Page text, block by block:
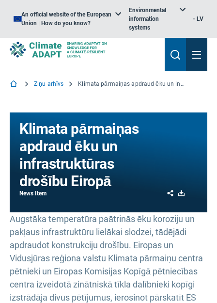
An official website of the European
Union | How do you know?
Environmental
information
systems
LV
Ziņu arhīvs Klimata pārmaiņas apdraud ēku un infrastruktūras drošību Eiropā
Klimata pārmaiņas
apdraud ēku un
infrastruktūras
drošību Eiropā
News Item Share
Augstāka temperatūra paātrinās ēku koroziju un
pakļaus infrastruktūru lielākai slodzei, tādējādi
apdraudot konstrukciju drošību. Eiropas un
Vidusjūras reģiona valstu Klimata pārmaiņu centra
pētnieki un Eiropas Komisijas Kopīgā pētniecības
centra izveidotā zinātniskā tīkla dalībnieki kopīgi
izstrādāja divus pētījumus, ierosinot pārskatīt ES